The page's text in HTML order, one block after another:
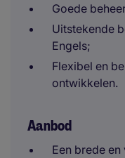
Goede
Uitstekende
Engels;
Flexibel en
ontwikkelen.
Aanbod
Een brede